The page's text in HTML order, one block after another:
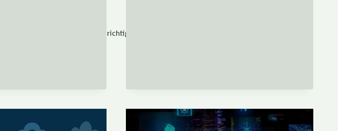
richtigen Informationen am richtigen Ort